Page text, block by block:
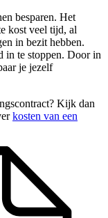
besparen. Het
kost veel tijd, al
in bezit hebben.
in te stoppen. Door in
je jezelf
Kijk dan
kosten van een